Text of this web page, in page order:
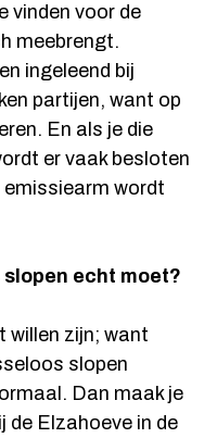
vinden voor de
meebrengt.
ingeleend bij
partijen, want op
En als je die
er vaak besloten
wordt
echt moet?
willen zijn; want
slopen
Dan maak je
de Elzahoeve in de